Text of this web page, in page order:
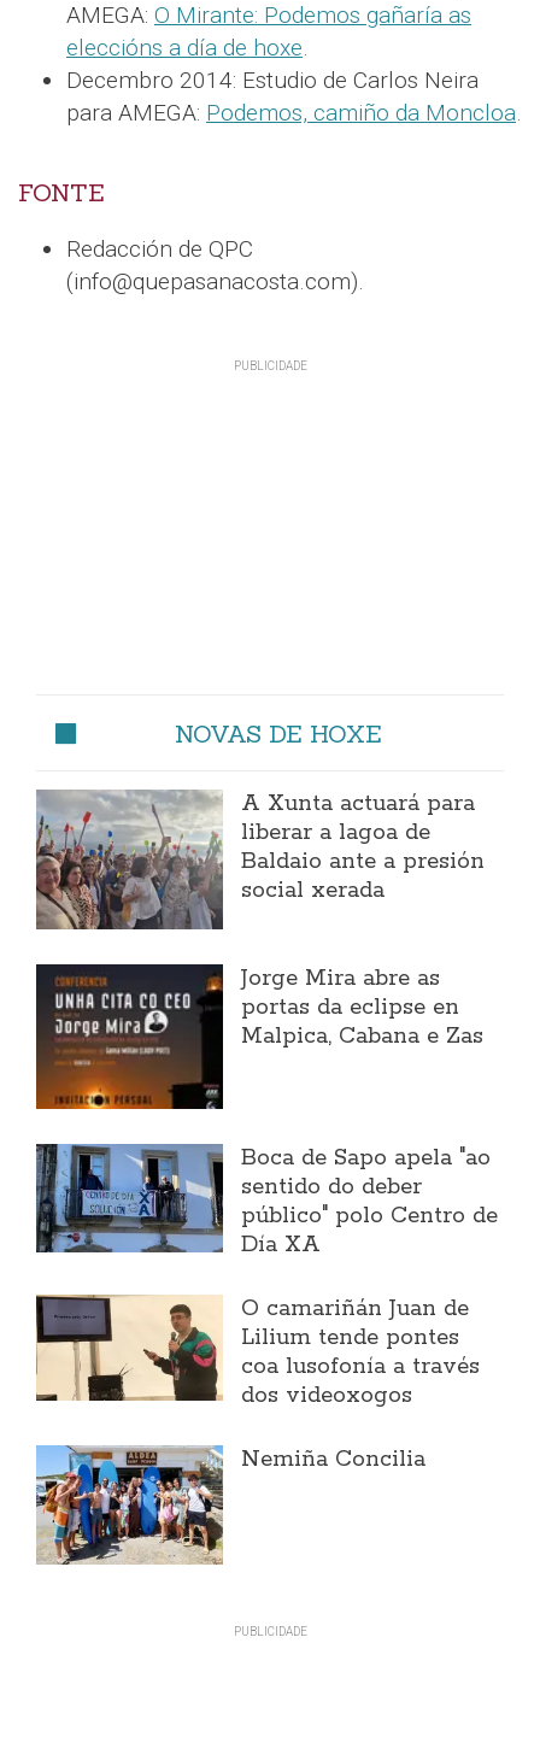
AMEGA: O Mirante: Podemos gañaría as
eleccións a día de hoxe.
Decembro 2014: Estudio de Carlos Neira
para AMEGA: Podemos, camiño da Moncloa.
FONTE
Redacción de QPC
(info@quepasanacosta.com).
NOVAS DE HOXE
A Xunta actuará para
liberar a lagoa de
Baldaio ante a presión
social xerada
Jorge Mira abre as
portas da eclipse en
Malpica, Cabana e Zas
Boca de Sapo apela "ao
sentido do deber
público" polo Centro de
Día XA
O camariñán Juan de
Lilium tende pontes
coa lusofonía a través
dos videoxogos
Nemiña Concilia